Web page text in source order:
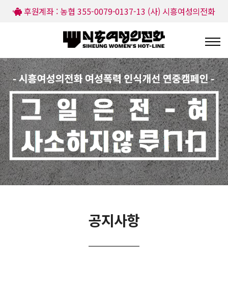
후원계좌 : 농협 355-0079-0137-13 (사) 시흥여성의전화
공지사항